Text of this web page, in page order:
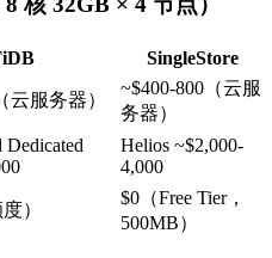
SingleStore
云服务器）
~$400-800（云服
务器）
Helios ~$2,000-
4,000
）
$0（Free Tier，
500MB）